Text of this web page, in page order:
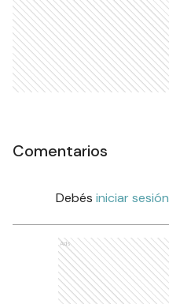
Comentarios
Debés iniciar sesión
Ads